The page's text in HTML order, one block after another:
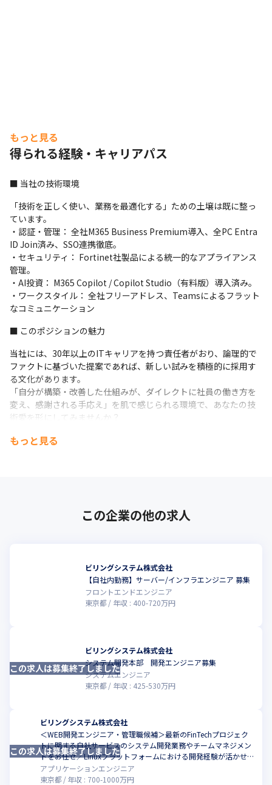
もっと見る
得られる経験・キャリアパス
■ 当社の技術環境
「技術を正しく使い、業務を最適化する」ための土壌は既に整っ
ています。
・認証・管理： 全社M365 Business Premium導入、全PC Entra
ID Join済み、SSO連携徹底。
・セキュリティ： Fortinet社製品による統一的なアプライアンス
管理。
・AI投資： M365 Copilot / Copilot Studio（有料版）導入済み。
・ワークスタイル： 全社フリーアドレス、Teamsによるフラット
なコミュニケーション
■ このポジションの魅力
当社には、30年以上のITキャリアを持つ責任者がおり、論理的で
ファクトに基づいた提案であれば、新しい試みを積極的に採用す
る文化があります。
「自分が構築・改善した仕組みが、ダイレクトに社員の働き方を
変え、感謝される手応え」を肌で感じられる環境で、あなたの技
術愛を形にしてみませんか？
もっと見る
この企業の他の求人
ビリングシステム株式会社
【自社内勤務】サーバー/インフラエンジニア 募集
フロントエンドエンジニア
東京都
年収 : 400-720万円
ビリングシステム株式会社
システム開発本部 開発エンジニア募集
システムエンジニア
東京都
年収 : 425-530万円
この求人は募集終了しました
ビリングシステム株式会社
＜WEB開発エンジニア・管理職候補＞最新のFinTechプロジェク
トに関する自社サービスのシステム開発業務やチームマネジメン
トをお任せ／Linuxプラットフォームにおける開発経験が活かせま
す
アプリケーションエンジニア
東京都
年収 : 700-1000万円
この求人は募集終了しました